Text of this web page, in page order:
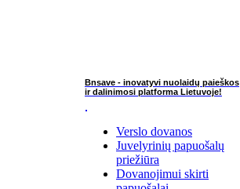
Bnsave - inovatyvi nuolaidų paieškos
ir dalinimosi platforma Lietuvoje!
Verslo dovanos
Juvelyrinių papuošalų
priežiūra
Dovanojimui skirti